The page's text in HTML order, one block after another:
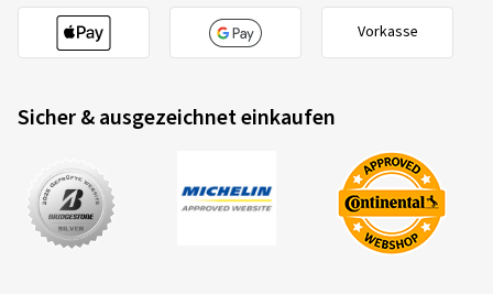
Vorkasse
Sicher & ausgezeichnet einkaufen